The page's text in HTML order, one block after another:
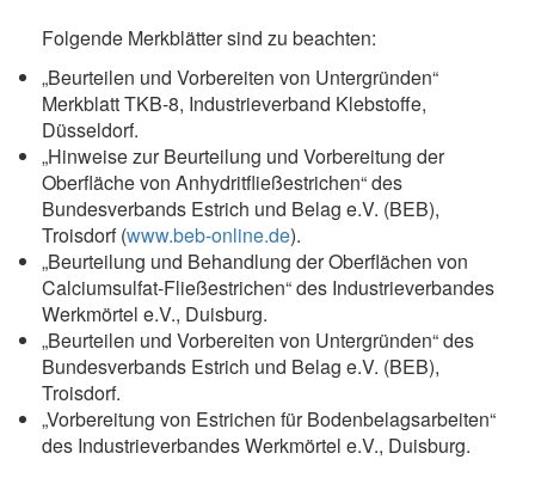
Folgende Merkblätter sind zu beachten:
„Beurteilen und Vorbereiten von Untergründen“
Merkblatt TKB-8, Industrieverband Klebstoffe,
Düsseldorf.
„Hinweise zur Beurteilung und Vorbereitung der
Oberfläche von Anhydritfließestrichen“ des
Bundesverbands Estrich und Belag e.V. (BEB),
Troisdorf (www.beb-online.de).
„Beurteilung und Behandlung der Oberflächen von
Calciumsulfat-Fließestrichen“ des Industrieverbandes
Werkmörtel e.V., Duisburg.
„Beurteilen und Vorbereiten von Untergründen“ des
Bundesverbands Estrich und Belag e.V. (BEB),
Troisdorf.
„Vorbereitung von Estrichen für Bodenbelagsarbeiten“
des Industrieverbandes Werkmörtel e.V., Duisburg.